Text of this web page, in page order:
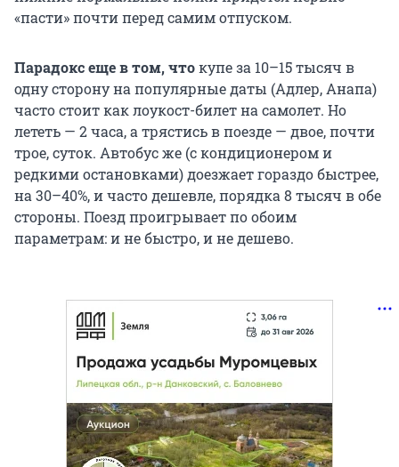
«пасти» почти перед самим отпуском.
Парадокс еще в том, чтокупе за 10–15 тысяч в
одну сторону на популярные даты (Адлер, Анапа)
часто стоит как лоукост-билет на самолет. Но
лететь — 2 часа, а трястись в поезде — двое, почти
трое, суток. Автобус же (с кондиционером и
редкими остановками) доезжает гораздо быстрее,
на 30–40%, и часто дешевле, порядка 8 тысяч в обе
стороны. Поезд проигрывает по обоим
параметрам: и не быстро, и не дешево.